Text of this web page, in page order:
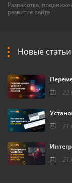
Разработка,
развитие сайта
Новые статьи